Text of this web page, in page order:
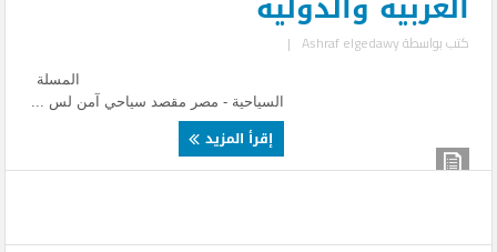
كتب بواسطةAshraf elgedawy
|
المسلة
السياحية - مصر مقصد سياحي آمن لس ...
إقرأ المزيد